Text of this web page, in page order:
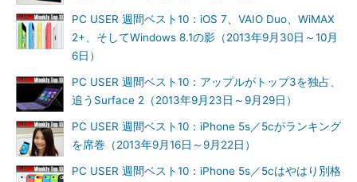
PC USER 週間ベスト10：iOS 7、VAIO Duo、WiMAX
2+、そしてWindows 8.1の影（2013年9月30日～10月
6日）
PC USER 週間ベスト10：アップルがトップ3を独占、
追うSurface 2（2013年9月23日～9月29日）
PC USER 週間ベスト10：iPhone 5s／5cがランキング
を席巻（2013年9月16日～9月22日）
PC USER 週間ベスト10：iPhone 5s／5cはやはり別格